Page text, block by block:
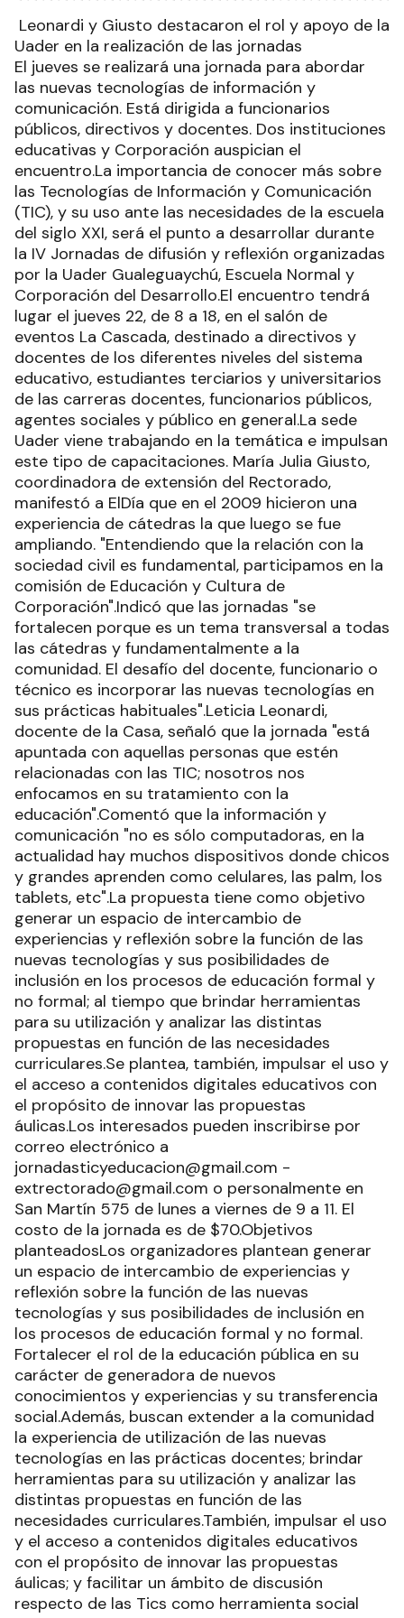
Leonardi y Giusto destacaron el rol y apoyo de la
Uader en la realización de las jornadas
El jueves se realizará una jornada para abordar
las nuevas tecnologías de información y
comunicación. Está dirigida a funcionarios
públicos, directivos y docentes. Dos instituciones
educativas y Corporación auspician el
encuentro.La importancia de conocer más sobre
las Tecnologías de Información y Comunicación
(TIC), y su uso ante las necesidades de la escuela
del siglo XXI, será el punto a desarrollar durante
la IV Jornadas de difusión y reflexión organizadas
por la Uader Gualeguaychú, Escuela Normal y
Corporación del Desarrollo.El encuentro tendrá
lugar el jueves 22, de 8 a 18, en el salón de
eventos La Cascada, destinado a directivos y
docentes de los diferentes niveles del sistema
educativo, estudiantes terciarios y universitarios
de las carreras docentes, funcionarios públicos,
agentes sociales y público en general.La sede
Uader viene trabajando en la temática e impulsan
este tipo de capacitaciones. María Julia Giusto,
coordinadora de extensión del Rectorado,
manifestó a ElDía que en el 2009 hicieron una
experiencia de cátedras la que luego se fue
ampliando. "Entendiendo que la relación con la
sociedad civil es fundamental, participamos en la
comisión de Educación y Cultura de
Corporación".Indicó que las jornadas "se
fortalecen porque es un tema transversal a todas
las cátedras y fundamentalmente a la
comunidad. El desafío del docente, funcionario o
técnico es incorporar las nuevas tecnologías en
sus prácticas habituales".Leticia Leonardi,
docente de la Casa, señaló que la jornada "está
apuntada con aquellas personas que estén
relacionadas con las TIC; nosotros nos
enfocamos en su tratamiento con la
educación".Comentó que la información y
comunicación "no es sólo computadoras, en la
actualidad hay muchos dispositivos donde chicos
y grandes aprenden como celulares, las palm, los
tablets, etc".La propuesta tiene como objetivo
generar un espacio de intercambio de
experiencias y reflexión sobre la función de las
nuevas tecnologías y sus posibilidades de
inclusión en los procesos de educación formal y
no formal; al tiempo que brindar herramientas
para su utilización y analizar las distintas
propuestas en función de las necesidades
curriculares.Se plantea, también, impulsar el uso y
el acceso a contenidos digitales educativos con
el propósito de innovar las propuestas
áulicas.Los interesados pueden inscribirse por
correo electrónico a
jornadasticyeducacion@gmail.com -
extrectorado@gmail.com o personalmente en
San Martín 575 de lunes a viernes de 9 a 11. El
costo de la jornada es de $70.Objetivos
planteadosLos organizadores plantean generar
un espacio de intercambio de experiencias y
reflexión sobre la función de las nuevas
tecnologías y sus posibilidades de inclusión en
los procesos de educación formal y no formal.
Fortalecer el rol de la educación pública en su
carácter de generadora de nuevos
conocimientos y experiencias y su transferencia
social.Además, buscan extender a la comunidad
la experiencia de utilización de las nuevas
tecnologías en las prácticas docentes; brindar
herramientas para su utilización y analizar las
distintas propuestas en función de las
necesidades curriculares.También, impulsar el uso
y el acceso a contenidos digitales educativos
con el propósito de innovar las propuestas
áulicas; y facilitar un ámbito de discusión
respecto de las Tics como herramienta social